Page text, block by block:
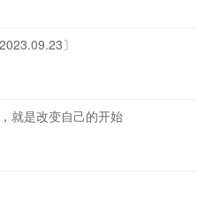
〕
就是改变自己的开始